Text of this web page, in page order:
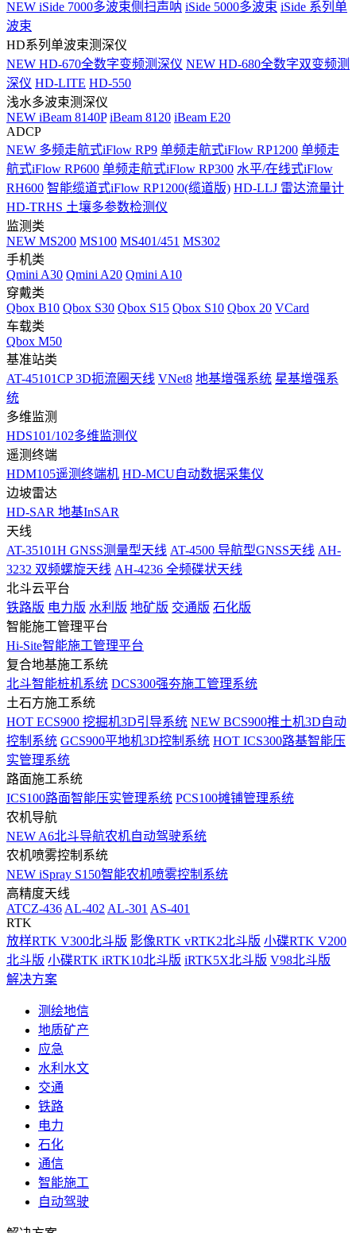
NEW iSide 7000多波束侧扫声呐 iSide 5000多波束 iSide 系列单
波束
HD系列单波束测深仪
NEW HD-670全数字变频测深仪 NEW HD-680全数字双变频测
深仪 HD-LITE HD-550
浅水多波束测深仪
NEW iBeam 8140P iBeam 8120 iBeam E20
ADCP
NEW 多频走航式iFlow RP9 单频走航式iFlow RP1200 单频走
航式iFlow RP600 单频走航式iFlow RP300 水平/在线式iFlow
RH600 智能缆道式iFlow RP1200(缆道版) HD-LLJ 雷达流量计
HD-TRHS 土壤多参数检测仪
监测类
NEW MS200 MS100 MS401/451 MS302
手机类
Qmini A30 Qmini A20 Qmini A10
穿戴类
Qbox B10 Qbox S30 Qbox S15 Qbox S10 Qbox 20 VCard
车载类
Qbox M50
基准站类
AT-45101CP 3D扼流圈天线 VNet8 地基增强系统 星基增强系
统
多维监测
HDS101/102多维监测仪
遥测终端
HDM105遥测终端机 HD-MCU自动数据采集仪
边坡雷达
HD-SAR 地基InSAR
天线
AT-35101H GNSS测量型天线 AT-4500 导航型GNSS天线 AH-
3232 双频螺旋天线 AH-4236 全频碟状天线
北斗云平台
铁路版 电力版 水利版 地矿版 交通版 石化版
智能施工管理平台
Hi-Site智能施工管理平台
复合地基施工系统
北斗智能桩机系统 DCS300强夯施工管理系统
土石方施工系统
HOT ECS900 挖掘机3D引导系统 NEW BCS900推土机3D自动
控制系统 GCS900平地机3D控制系统 HOT ICS300路基智能压
实管理系统
路面施工系统
ICS100路面智能压实管理系统 PCS100摊铺管理系统
农机导航
NEW A6北斗导航农机自动驾驶系统
农机喷雾控制系统
NEW iSpray S150智能农机喷雾控制系统
高精度天线
ATCZ-436 AL-402 AL-301 AS-401
RTK
放样RTK V300北斗版 影像RTK vRTK2北斗版 小碟RTK V200
北斗版 小碟RTK iRTK10北斗版 iRTK5X北斗版 V98北斗版
解决方案
测绘地信
地质矿产
应急
水利水文
交通
铁路
电力
石化
通信
智能施工
自动驾驶